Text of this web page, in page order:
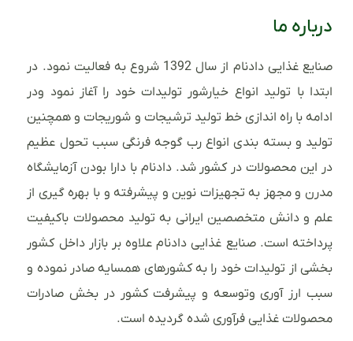
درباره ما
صنایع غذایی دادنام از سال 1392 شروع به فعالیت نمود. در
ابتدا با تولید انواع خیارشور تولیدات خود را آغاز نمود ودر
ادامه با راه اندازی خط تولید ترشیجات و شوریجات و همچنین
تولید و بسته بندی انواع رب گوجه فرنگی سبب تحول عظیم
در این محصولات در کشور شد. دادنام با دارا بودن آزمایشگاه
مدرن و مجهز به تجهیزات نوین و پیشرفته و با بهره گیری از
علم و دانش متخصصین ایرانی به تولید محصولات باکیفیت
پرداخته است. صنایع غذایی دادنام علاوه بر بازار داخل کشور
بخشی از تولیدات خود را به کشورهای همسایه صادر نموده و
سبب ارز آوری وتوسعه و پیشرفت کشور در بخش صادرات
محصولات غذایی فرآوری شده گردیده است.